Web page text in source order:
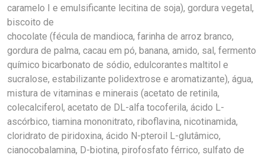
caramelo I e emulsificante lecitina de soja), gordura vegetal,
biscoito de
chocolate (fécula de mandioca, farinha de arroz branco,
gordura de palma, cacau em pó, banana, amido, sal, fermento
químico bicarbonato de sódio, edulcorantes maltitol e
sucralose, estabilizante polidextrose e aromatizante), água,
mistura de vitaminas e minerais (acetato de retinila,
colecalciferol, acetato de DL-alfa tocoferila, ácido L-
ascórbico, tiamina mononitrato, riboflavina, nicotinamida,
cloridrato de piridoxina, ácido N-pteroil L-glutâmico,
cianocobalamina, D-biotina, pirofosfato férrico, sulfato de